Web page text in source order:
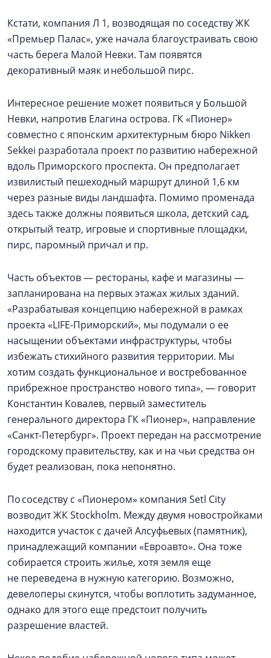
Кстати, компания Л 1, возводящая по соседству ЖК
«Премьер Палас», уже начала благоустраивать свою
часть берега Малой Невки. Там появятся
декоративный маяк и небольшой пирс.
Интересное решение может появиться у Большой
Невки, напротив Елагина острова. ГК «Пионер»
совместно с японским архитектурным бюро Nikken
Sekkei разработала проект по развитию набережной
вдоль Приморского проспекта. Он предполагает
извилистый пешеходный маршрут длиной 1,6 км
через разные виды ландшафта. Помимо променада
здесь также должны появиться школа, детский сад,
открытый театр, игровые и спортивные площадки,
пирс, паромный причал и пр.
Часть объектов — рестораны, кафе и магазины —
запланирована на первых этажах жилых зданий.
«Разрабатывая концепцию набережной в рамках
проекта «LIFE-Приморский», мы подумали о ее
насыщении объектами инфраструктуры, чтобы
избежать стихийного развития территории. Мы
хотим создать функциональное и востребованное
прибрежное пространство нового типа», — говорит
Константин Ковалев, первый заместитель
генерального директора ГК «Пионер», направление
«Санкт-Петербург». Проект передан на рассмотрение
городскому правительству, как и на чьи средства он
будет реализован, пока непонятно.
По соседству с «Пионером» компания Setl City
возводит ЖК Stockholm. Между двумя новостройками
находится участок с дачей Алсуфьевых (памятник),
принадлежащий компании «Евроавто». Она тоже
собирается строить жилье, хотя земля еще
не переведена в нужную категорию. Возможно,
девелоперы скинутся, чтобы воплотить задуманное,
однако для этого еще предстоит получить
разрешение властей.